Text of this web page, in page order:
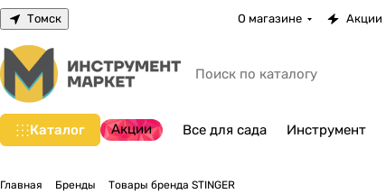
Томск О магазине Акции
Каталог Акции Все для сада Инструмент
Главная Бренды Товары бренда STINGER